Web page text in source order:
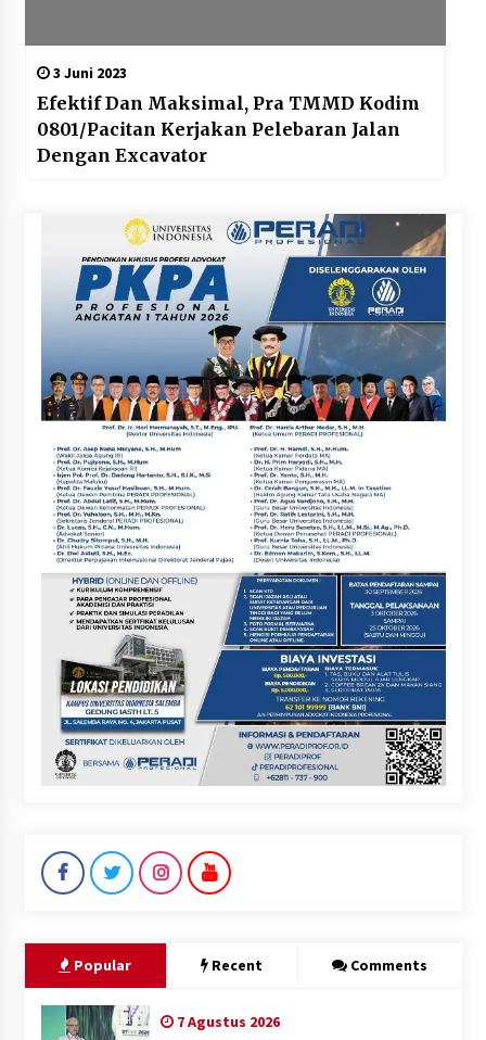
3 Juni 2023
Efektif Dan Maksimal, Pra TMMD Kodim
0801/Pacitan Kerjakan Pelebaran Jalan
Dengan Excavator
Popular Recent Comments
7 Agustus 2026